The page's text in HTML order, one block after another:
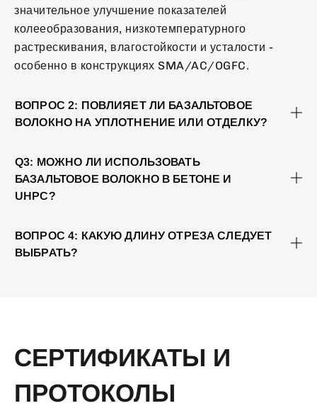
значительное улучшение показателей
колееобразования, низкотемпературного
растрескивания, влагостойкости и усталости -
особенно в конструкциях SMA/AC/OGFC.
ВОПРОС 2: ПОВЛИЯЕТ ЛИ БАЗАЛЬТОВОЕ
ВОЛОКНО НА УПЛОТНЕНИЕ ИЛИ ОТДЕЛКУ?
Q3: МОЖНО ЛИ ИСПОЛЬЗОВАТЬ
БАЗАЛЬТОВОЕ ВОЛОКНО В БЕТОНЕ И
UHPC?
ВОПРОС 4: КАКУЮ ДЛИНУ ОТРЕЗА СЛЕДУЕТ
ВЫБРАТЬ?
СЕРТИФИКАТЫ И
ПРОТОКОЛЫ